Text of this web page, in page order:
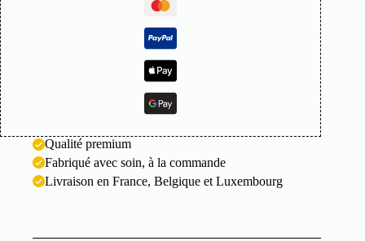
Qualité premium
Fabriqué avec soin, à la commande
Livraison en France, Belgique et Luxembourg